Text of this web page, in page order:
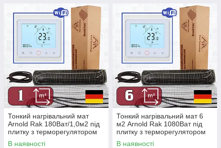
Тонкий нагрівальний мат
Arnold Rak 180Ват/1,0м2 під
плитку з терморегулятором
TWE02 Wi-Fi
В наявності
Тонкий нагрівальний мат 6
м2 Arnold Rak 1080Ват під
плитку з терморегулятором
TWE02 Wi-Fi
В наявності